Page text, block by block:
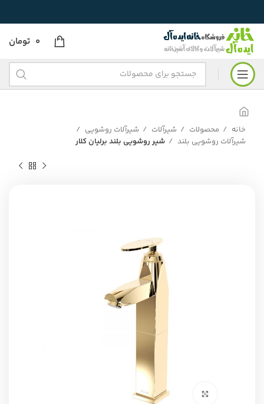
0 تومان
خانه محصولات شیرآلات
شیرآلات روشویی
شیرآلات روشویی بلند
شیر روشویی بلند برلیان کلار
برای بزرگنمایی کلیک کنید